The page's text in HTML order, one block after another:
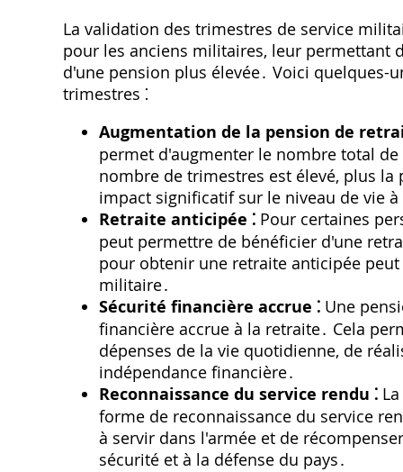
La validation des trimestres de service
pour les anciens militaires, leur permettant
d'une pension plus élevée․ Voici quelques-
trimestres ⁚
Augmentation de la pension de
permet d'augmenter le nombre total
nombre de trimestres est élevé, plus
impact significatif sur le niveau de vie
Retraite anticipée ⁚ Pour certaines
peut permettre de bénéficier d'une
pour obtenir une retraite anticipée
militaire․
Sécurité financière accrue ⁚ Une
financière accrue à la retraite․ Cela
dépenses de la vie quotidienne, de
indépendance financière․
Reconnaissance du service rendu ⁚
forme de reconnaissance du service
à servir dans l'armée et de
sécurité et à la défense du pays․